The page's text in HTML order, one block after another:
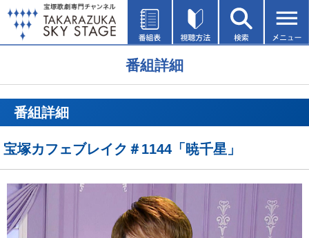
番組詳細
番組詳細
宝塚カフェブレイク＃1144「暁千星」